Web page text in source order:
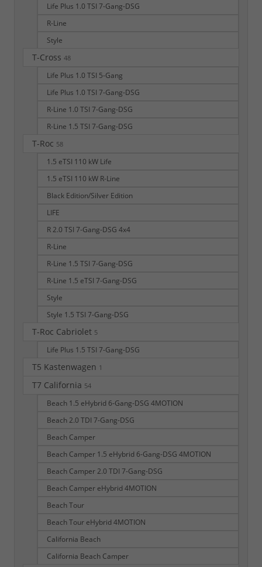
Life Plus 1.0 TSI 7-Gang-DSG
R-Line
Style
T-Cross 48
Life Plus 1.0 TSI 5-Gang
Life Plus 1.0 TSI 7-Gang-DSG
R-Line 1.0 TSI 7-Gang-DSG
R-Line 1.5 TSI 7-Gang-DSG
T-Roc 58
1.5 eTSI 110 kW Life
1.5 eTSI 110 kW R-Line
Black Edition/Silver Edition
LIFE
R 2.0 TSI 7-Gang-DSG 4x4
R-Line
R-Line 1.5 TSI 7-Gang-DSG
R-Line 1.5 eTSI 7-Gang-DSG
Style
Style 1.5 TSI 7-Gang-DSG
T-Roc Cabriolet 5
Life Plus 1.5 TSI 7-Gang-DSG
T5 Kastenwagen 1
T7 California 54
Beach 1.5 eHybrid 6-Gang-DSG 4MOTION
Beach 2.0 TDI 7-Gang-DSG
Beach Camper
Beach Camper 1.5 eHybrid 6-Gang-DSG 4MOTION
Beach Camper 2.0 TDI 7-Gang-DSG
Beach Camper eHybrid 4MOTION
Beach Tour
Beach Tour eHybrid 4MOTION
California Beach
California Beach Camper